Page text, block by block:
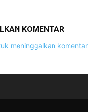
KOMENTAR
meninggalkan komentar